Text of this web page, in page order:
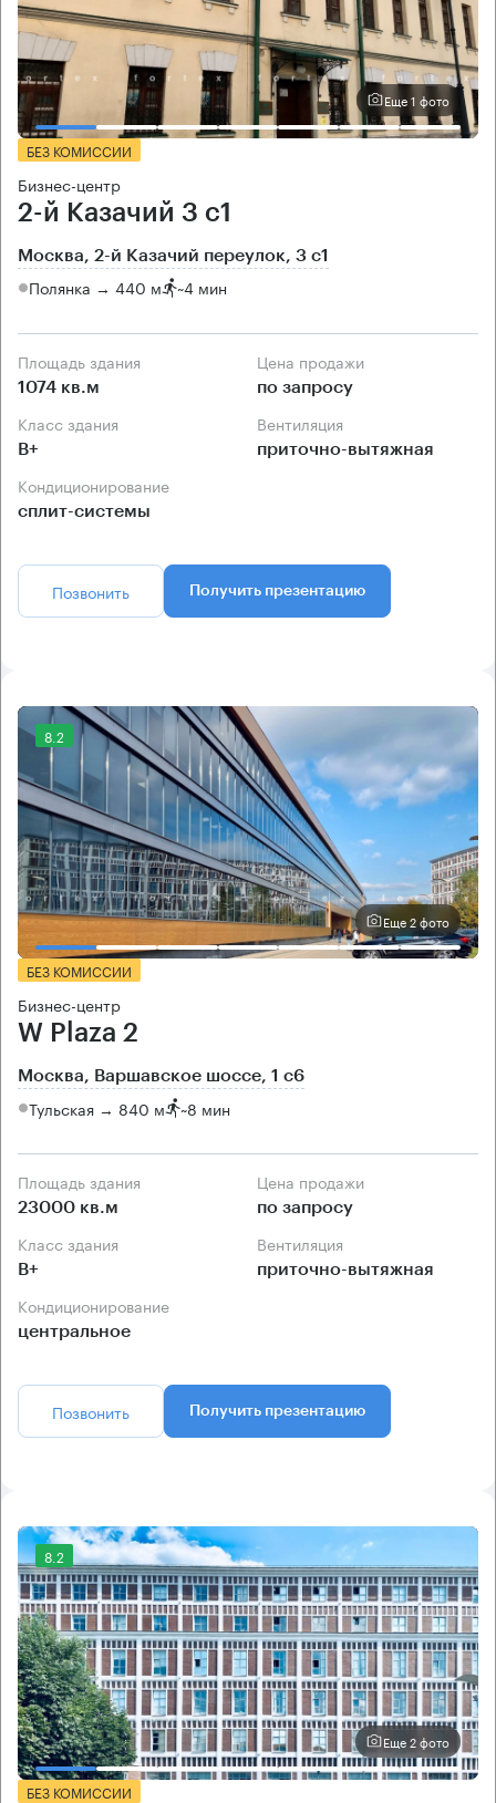
Еще 1 фото
БЕЗ КОМИССИИ
Бизнес-центр
2-й Казачий 3 с1
Москва, 2-й Казачий переулок, 3 с1
Полянка → 440 м ~4 мин
Площадь здания
1074 кв.м
Цена продажи
по запросу
Класс здания
B+
Вентиляция
приточно-вытяжная
Кондиционирование
сплит-системы
Позвонить Получить презентацию
8.2
Еще 2 фото
БЕЗ КОМИССИИ
Бизнес-центр
W Plaza 2
Москва, Варшавское шоссе, 1 с6
Тульская → 840 м ~8 мин
Площадь здания
23000 кв.м
Цена продажи
по запросу
Класс здания
B+
Вентиляция
приточно-вытяжная
Кондиционирование
центральное
Позвонить Получить презентацию
8.2
Еще 2 фото
БЕЗ КОМИССИИ